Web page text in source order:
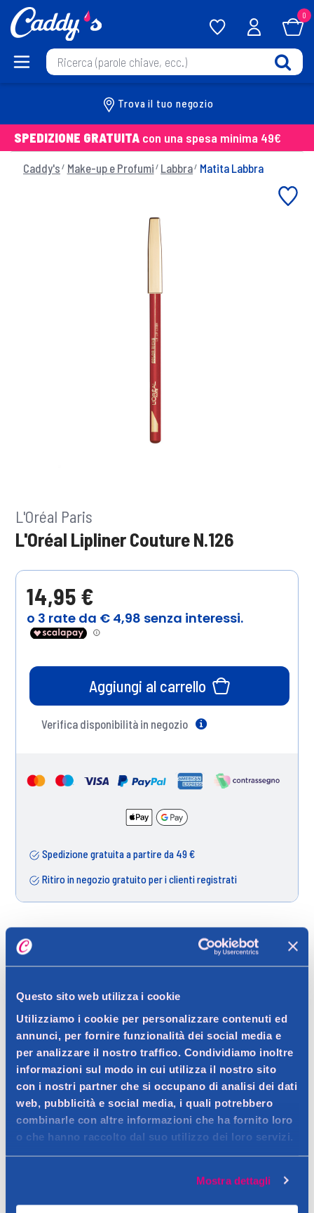
Questo sito web utilizza i cookie
Utilizziamo i cookie per personalizzare contenuti ed
annunci, per fornire funzionalità dei social media e
per analizzare il nostro traffico. Condividiamo inoltre
informazioni sul modo in cui utilizza il nostro sito
con i nostri partner che si occupano di analisi dei dati
web, pubblicità e social media, i quali potrebbero
combinarle con altre informazioni che ha fornito loro
o che hanno raccolto dal suo utilizzo dei loro servizi.
Mostra dettagli
0
Trova il tuo negozio
SPEDIZIONE GRATUITA con una spesa minima 49€
Caddy's Make-up e Profumi Labbra Matita Labbra
L'Oréal Paris
L'Oréal Lipliner Couture N.126
14,95 €
Aggiungi al carrello
Verifica disponibilità in negozio
Spedizione gratuita a partire da 49 €
Ritiro in negozio gratuito per i clienti registrati
Dettagli prodotto
Descrizione
Matita labbra dal tratto deciso e intenso.
Contatto del produttore
Dettagli
Matita labbra dal tratto deciso e intenso.Matita labbra
dall'applicazione confortevole. La sua formula assicura una
tenuta perfetta per un'applicazione decisa e confortevole.
Aderenza perfetta.
Ingredienti
wax, cera microcristallina / microcrystalline wax, sorbitan
palmitate, cetyl palmitate, copernicia cerifera cera / carnauba
Tenere lontano dai bambini